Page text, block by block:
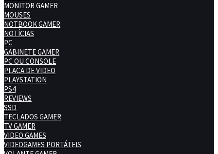
MONITOR GAMER
MOUSES
NOTBOOK GAMER
NOTÍCIAS
PC
GABINETE GAMER
PC OU CONSOLE
PLACA DE VIDEO
PLAYSTATION
PS4
REVIEWS
SSD
TECLADOS GAMER
TV GAMER
VIDEO GAMES
VIDEOGAMES PORTÁTEIS